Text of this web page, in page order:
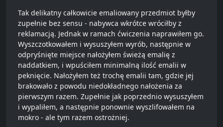
Tak delikatny całkowicie emaliowany przedmiot byłby
zupełnie bez sensu - nabywca wkrótce wróciłby z
reklamacją. Jednak w ramach ćwiczenia naprawiłem go.
Wyszczotkowałem i wysuszyłem wyrób, następnie w
odpryśnięte miejsce nałożyłem świeżą emalię z
naddatkiem, i wpuściłem minimalną ilość emalii w
peknięcie. Nałożyłem też trochę emalii tam, gdzie jej
brakowało z powodu niedokładnego nałożenia za
pierwszym razem. Zupełnie jak poprzednio wysuszyłem
i wypaliłem, a następnie ponownie wyszlifowałem na
mokro - ale tym razem ostrożniej.